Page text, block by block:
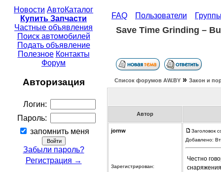
Новости АвтоКаталог
Купить Запчасти
Частные объявления
Поиск автомобилей
Подать объявление
Полезное Контакты
Форум
Авторизация
Логин:
Пароль:
запомнить меня
Забыли пароль?
Регистрация →
FAQ Пользователи
Save Time Grinding –
Список форумов АW.BY » Закон и
Автор
jornw
Зарегистрирован:
Заголовок
Добавлено:
Честно